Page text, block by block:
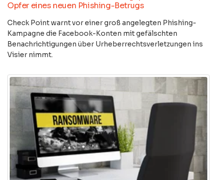
Opfer eines neuen Phishing-Betrugs
Check Point warnt vor einer groß angelegten Phishing-
Kampagne die Facebook-Konten mit gefälschten
Benachrichtigungen über Urheberrechtsverletzungen ins
Visier nimmt.